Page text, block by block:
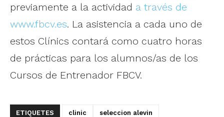
previamente a la actividad a través de
www.fbcv.es. La asistencia a cada uno de
estos Clínics contará como cuatro horas
de prácticas para los alumnos/as de los
Cursos de Entrenador FBCV.
ETIQUETES clinic seleccion alevin